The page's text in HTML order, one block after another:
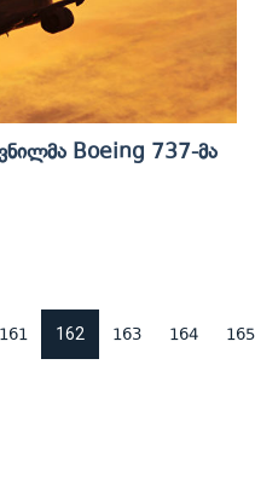
Boeing 737-Მა
161 162 163 164 165